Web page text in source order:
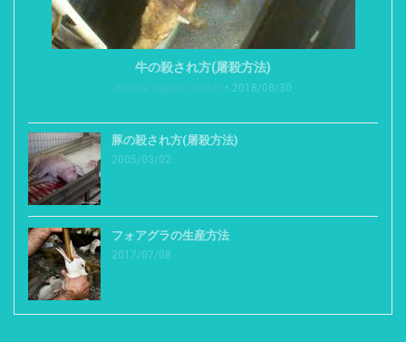
牛の殺され方(屠殺方法)
Animal Rights Center 2018/08/30
豚の殺され方(屠殺方法)
2005/03/02
フォアグラの生産方法
2017/07/08